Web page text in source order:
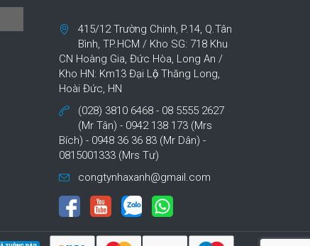
415/12 Trường Chinh, P.14, Q.Tân
Bình, TP.HCM / Kho SG: 718 Khu
CN Hoàng Gia, Đức Hòa, Long An /
Kho HN: Km13 Đại Lộ Thăng Long,
Hoài Đức, HN
(028) 3810 6468 - 08 5555 2627
(Mr Tân) - 0942 138 173 (Mrs
Bích) - 0948 36 36 83 (Mr Dân) -
0815001333 (Mrs Tư)
congtynhaxanh@gmail.com